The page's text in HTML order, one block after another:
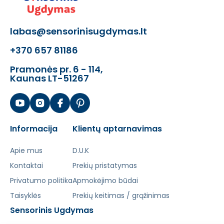
- Gimtadienio atvirutė
- Medines torto dekoracijos
Žaislas skatina:
- Kūrybiškumą
- Loginį mąstymą
- Nepriklausomybę
- Socialinius įgūdžius
Šis aprašymas išverstas naudojant dirbtinį
vyksta redagavimas.
labas@sensorinisugdymas.lt
+370 657 81186
Pramonės pr. 6 - 114,
Kaunas LT-51267
Informacija
Apie mus
Kontaktai
Privatumo politika
Taisyklės
Klientų aptarnavimas
D.U.K
Prekių pristatymas
Apmokėjimo būdai
Prekių keitimas / grąžinimas
Sensorinis Ugdymas